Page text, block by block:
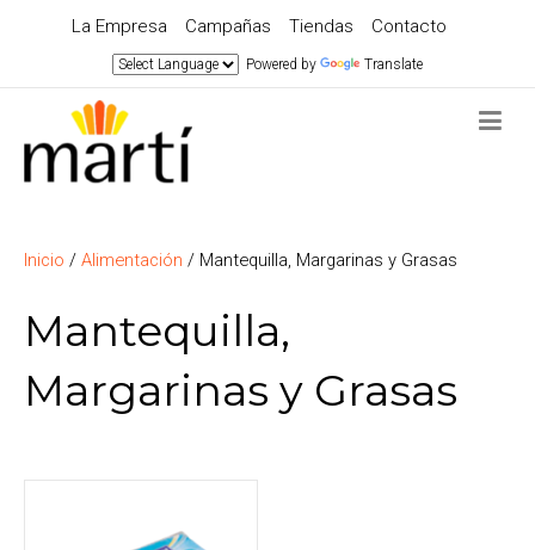
La Empresa Campañas Tiendas Contacto
Powered by Translate
Inicio / Alimentación / Mantequilla, Margarinas y Grasas
Mantequilla,
Margarinas y Grasas